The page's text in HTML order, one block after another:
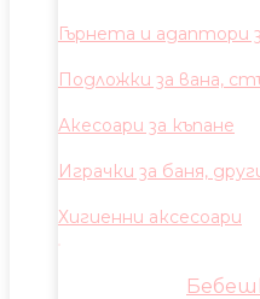
Гърнета и адаптори
Подложки за вана,
Акесоари за къпане
Играчки за баня,
Хигиенни аксесоари